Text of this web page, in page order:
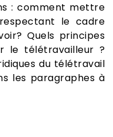
: comment mettre
le cadre
Quels principes
le télétravailleur ?
du télétravail
les paragraphes à